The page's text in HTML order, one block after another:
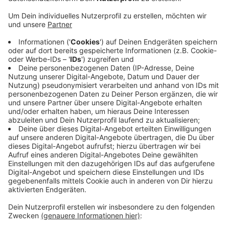
Anzeige
Die Initiatoren wollen daraus große Collagen machen
und zum Reformationstag Ende Oktober weitere
Hoffnungssymbole in der Stadt verteilen.
Die Protestanten der Leverkusener CDU wollen
außerdem eine Resolution verabschieden. Aktuell
würden sich viele nur noch mit der Energiekrise und
Inflation auseinandersetzen – der Schrecken des
Ukraine-Kriegs dürfe dabei nicht vergessen werden, so
die CDU.
Anzeige